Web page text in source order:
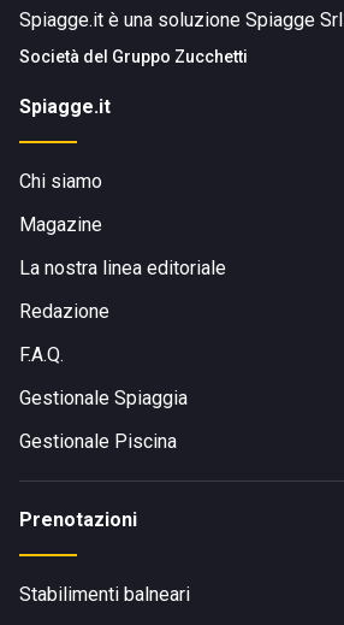
Spiagge.it è una soluzione Spiagge Srl
Società del Gruppo Zucchetti
Spiagge.it
Chi siamo
Magazine
La nostra linea editoriale
Redazione
F.A.Q.
Gestionale Spiaggia
Gestionale Piscina
Prenotazioni
Stabilimenti balneari